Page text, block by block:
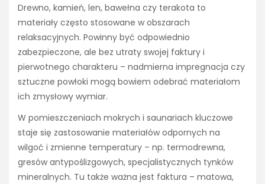
Drewno, kamień, len, bawełna czy terakota to
materiały często stosowane w obszarach
relaksacyjnych. Powinny być odpowiednio
zabezpieczone, ale bez utraty swojej faktury i
pierwotnego charakteru – nadmierna impregnacja czy
sztuczne powłoki mogą bowiem odebrać materiałom
ich zmysłowy wymiar.
W pomieszczeniach mokrych i saunariach kluczowe
staje się zastosowanie materiałów odpornych na
wilgoć i zmienne temperatury – np. termodrewna,
gresów antypoślizgowych, specjalistycznych tynków
mineralnych. Tu także ważna jest faktura – matowa,